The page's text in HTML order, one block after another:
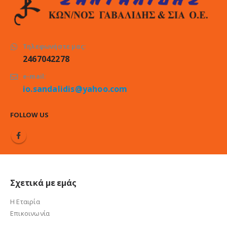
Τηλεφωνήστε μας:
2467042278
e-mail:
io.sandalidis@yahoo.com
FOLLOW US
Σχετικά με εμάς
Η Εταιρία
Επικοινωνία